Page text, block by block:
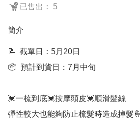
已售出： 5
簡介
📝  截單日：5月20日
📦  預計到貨日：7月中旬
💓一梳到底💓按摩頭皮💓順滑髮絲
彈性較大也能夠防止梳髮時造成掉髮🤞